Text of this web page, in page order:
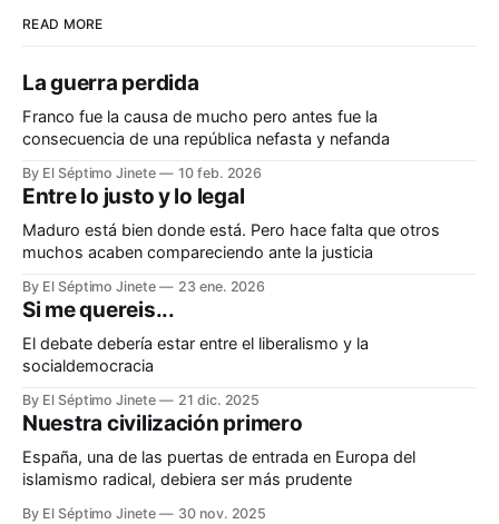
READ MORE
La guerra perdida
Franco fue la causa de mucho pero antes fue la
consecuencia de una república nefasta y nefanda
By El Séptimo Jinete 10 feb. 2026
Entre lo justo y lo legal
Maduro está bien donde está. Pero hace falta que otros
muchos acaben compareciendo ante la justicia
By El Séptimo Jinete 23 ene. 2026
Si me quereis...
El debate debería estar entre el liberalismo y la
socialdemocracia
By El Séptimo Jinete 21 dic. 2025
Nuestra civilización primero
España, una de las puertas de entrada en Europa del
islamismo radical, debiera ser más prudente
By El Séptimo Jinete 30 nov. 2025